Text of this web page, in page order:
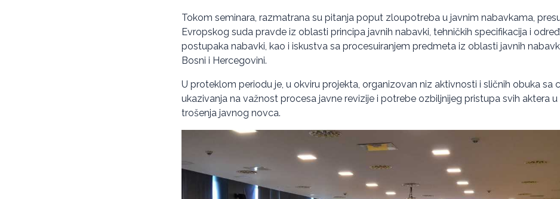
Tokom seminara, razmatrana su pitanja poput zloupotreba u javnim nabavkama,
Evropskog suda pravde iz oblasti principa javnih nabavki, tehničkih specifikacija i
postupaka nabavki, kao i iskustva sa procesuiranjem predmeta iz oblasti javnih
Bosni i Hercegovini.
U proteklom periodu je, u okviru projekta, organizovan niz aktivnosti i sličnih obuka sa
ukazivanja na važnost procesa javne revizije i potrebe ozbiljnijeg pristupa svih aktera
trošenja javnog novca.